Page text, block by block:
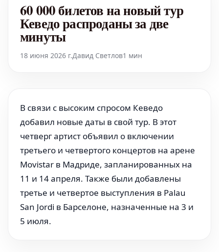
60 000 билетов на новый тур
Кеведо распроданы за две
минуты
18 июня 2026 г.Давид Светлов1 мин
В связи с высоким спросом Кеведо
добавил новые даты в свой тур. В этот
четверг артист объявил о включении
третьего и четвертого концертов на арене
Movistar в Мадриде, запланированных на
11 и 14 апреля. Также были добавлены
третье и четвертое выступления в Palau
San Jordi в Барселоне, назначенные на 3 и
5 июля.